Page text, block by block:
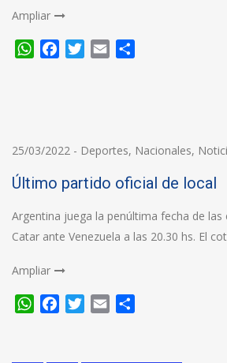
Ampliar
WhatsApp
FacebookTwitter
Email
25/03/2022 - Deportes, Nacionales,
Último partido oficial de local
Argentina juega la penúltima fecha de
Catar ante Venezuela a las 20.30 hs. El
Ampliar
WhatsApp
FacebookTwitter
Email